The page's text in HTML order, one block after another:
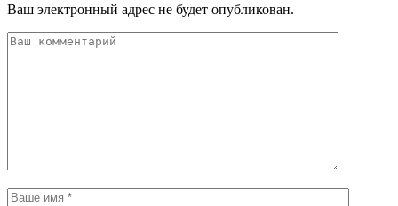
Ваш электронный адрес не будет опубликован.